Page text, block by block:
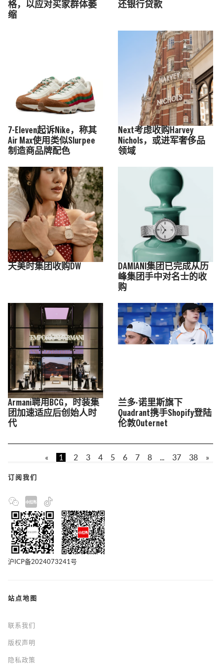
格，以应对买家群体萎
缩
还银行贷款
7-Eleven起诉Nike，称其
Air Max使用类似Slurpee
制造商品牌配色
Next考虑收购Harvey
Nichols，或进军奢侈品
领域
天美时集团收购DW
DAMIANI集团已完成从历
峰集团手中对名士的收
购
Armani聘用BCG，时装集
团加速适应后创始人时
代
兰多·诺里斯旗下
Quadrant携手Shopify登陆
伦敦Outernet
« 1 2 3 4 5 6 7 8 ... 37 38 »
订阅我们
沪ICP备2024073241号
站点地图
联系我们
版权声明
隐私政策